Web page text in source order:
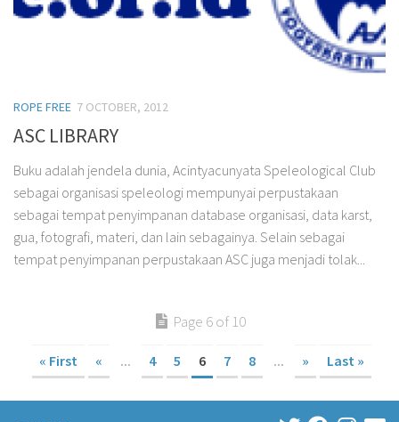
ROPE FREE 7 OCTOBER, 2012
ASC LIBRARY
Buku adalah jendela dunia, Acintyacunyata Speleological Club
sebagai organisasi speleologi mempunyai perpustakaan
sebagai tempat penyimpanan database organisasi, data karst,
gua, fotografi, materi, dan lain sebagainya. Selain sebagai
tempat penyimpanan perpustakaan ASC juga menjadi tolak...
Page 6 of 10
« First « ... 4 5 6 7 8 ... » Last »